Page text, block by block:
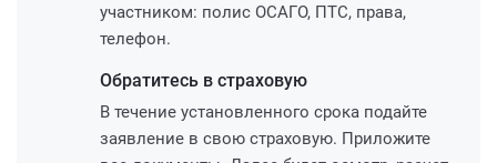
участником: полис ОСАГО, ПТС, права,
телефон.
Обратитесь в страховую
В течение установленного срока подайте
заявление в свою страховую. Приложите